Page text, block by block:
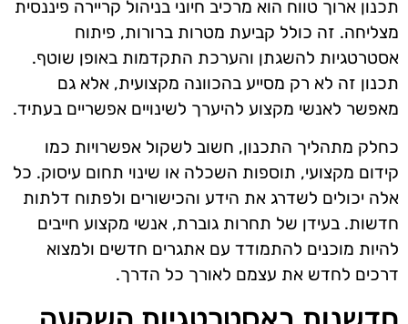
תכנון ארוך טווח הוא מרכיב חיוני בניהול קריירה פיננסית
מצליחה. זה כולל קביעת מטרות ברורות, פיתוח
אסטרטגיות להשגתן והערכת התקדמות באופן שוטף.
תכנון זה לא רק מסייע בהכוונה מקצועית, אלא גם
מאפשר לאנשי מקצוע להיערך לשינויים אפשריים בעתיד.
כחלק מתהליך התכנון, חשוב לשקול אפשרויות כמו
קידום מקצועי, תוספות השכלה או שינוי תחום עיסוק. כל
אלה יכולים לשדרג את הידע והכישורים ולפתוח דלתות
חדשות. בעידן של תחרות גוברת, אנשי מקצוע חייבים
להיות מוכנים להתמודד עם אתגרים חדשים ולמצוא
דרכים לחדש את עצמם לאורך כל הדרך.